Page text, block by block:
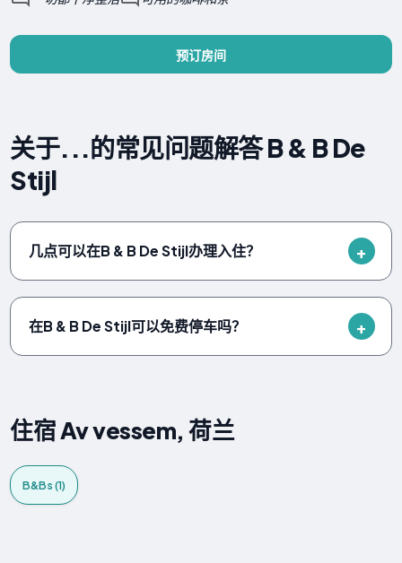
预订房间
关于...的常见问题解答 B & B De
Stijl
几点可以在B & B De Stijl办理入住？
在B & B De Stijl可以免费停车吗？
住宿 Av vessem, 荷兰
B&Bs (1)